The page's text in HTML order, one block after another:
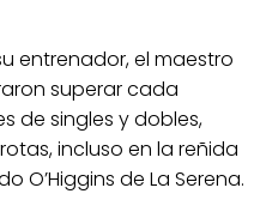
entrenador, el maestro
superar cada
de singles y dobles,
incluso en la reñida
O’Higgins de La Serena.